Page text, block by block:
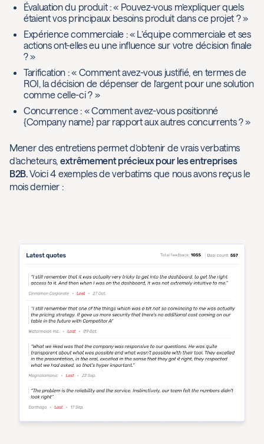
Évaluation du produit : « Pouvez-vous m’expliquer quels
étaient vos principaux besoins produit dans ce projet ? »
Expérience commerciale : « L’équipe commerciale et ses
actions ont-elles eu une influence sur votre décision finale
? »
Tarification : « Comment avez-vous justifié, en termes de
ROI, la décision de dépenser de l’argent pour une solution
comme celle-ci ? »
Concurrence : « Comment avez-vous positionné
{Company name} par rapport aux autres concurrents ? »
Mener des entretiens permet d’obtenir de vrais verbatims
d’acheteurs, extrêmement précieux pour les entreprises
B2B.Voici 4 exemples de verbatims que nous avons reçus le
mois dernier :